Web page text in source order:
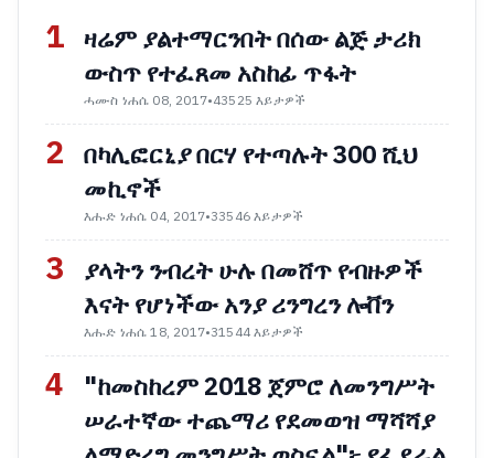
1 ዛሬም ያልተማርንበት በሰው ልጅ ታሪክ
ውስጥ የተፈጸመ አስከፊ ጥፋት
ሓሙስ ነሐሴ 08, 2017•43525 እይታዎች
2 በካሊፎርኒያ በርሃ የተጣሉት 300 ሺህ
መኪኖች
እሑድ ነሐሴ 04, 2017•33546 እይታዎች
3
ያላትን ንብረት ሁሉ በመሸጥ የብዙዎች
እናት የሆነችው አንያ ሪንግረን ሎቨን
እሑድ ነሐሴ 18, 2017•31544 እይታዎች
4
"ከመስከረም 2018 ጀምሮ ለመንግሥት
ሠራተኛው ተጨማሪ የደመወዝ ማሻሻያ